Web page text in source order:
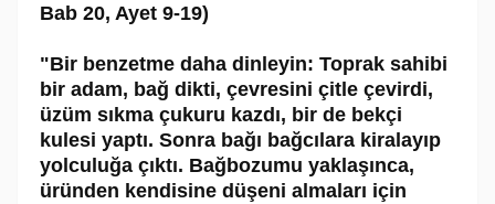
Bab 20, Ayet 9-19)
"Bir benzetme daha dinleyin: Toprak sahibi
bir adam, bağ dikti, çevresini çitle çevirdi,
üzüm sıkma çukuru kazdı, bir de bekçi
kulesi yaptı. Sonra bağı bağcılara kiralayıp
yolculuğa çıktı. Bağbozumu yaklaşınca,
üründen kendisine düşeni almaları için